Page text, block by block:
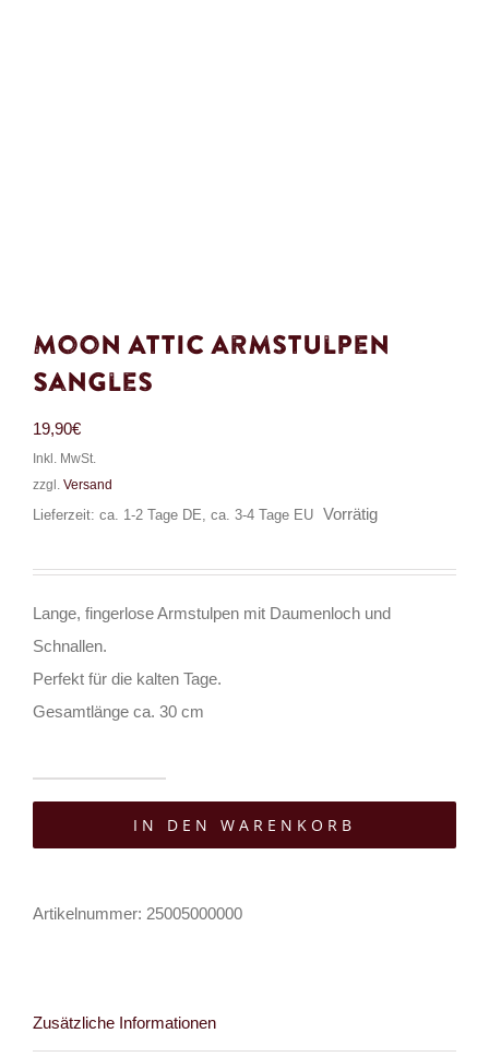
Moon Attic Armstulpen
Sangles
19,90€
Inkl. MwSt.
zzgl. Versand
Lieferzeit: ca. 1-2 Tage DE, ca. 3-4 Tage EU
Vorrätig
Lange, fingerlose Armstulpen mit Daumenloch und
Schnallen.
Perfekt für die kalten Tage.
Gesamtlänge ca. 30 cm
Menge
IN DEN WARENKORB
Artikelnummer: 25005000000
Zusätzliche Informationen